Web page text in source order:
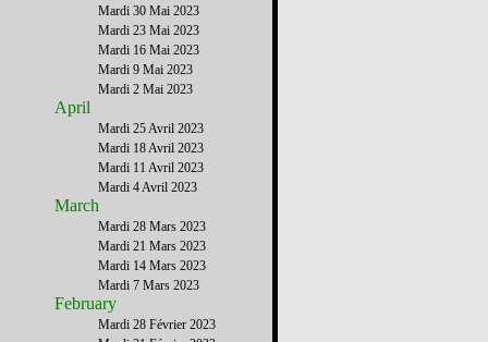
Mardi 30 Mai 2023
Mardi 23 Mai 2023
Mardi 16 Mai 2023
Mardi 9 Mai 2023
Mardi 2 Mai 2023
April
Mardi 25 Avril 2023
Mardi 18 Avril 2023
Mardi 11 Avril 2023
Mardi 4 Avril 2023
March
Mardi 28 Mars 2023
Mardi 21 Mars 2023
Mardi 14 Mars 2023
Mardi 7 Mars 2023
February
Mardi 28 Février 2023